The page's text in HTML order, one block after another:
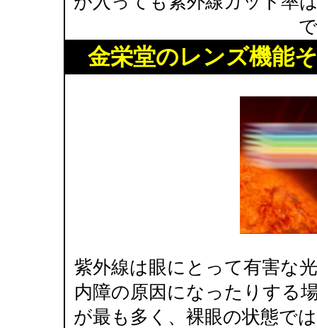
金栄堂のレンズ機能
紫外線は眼にとって有害な
内障の原因になったりする
が最も多く、裸眼の状態で